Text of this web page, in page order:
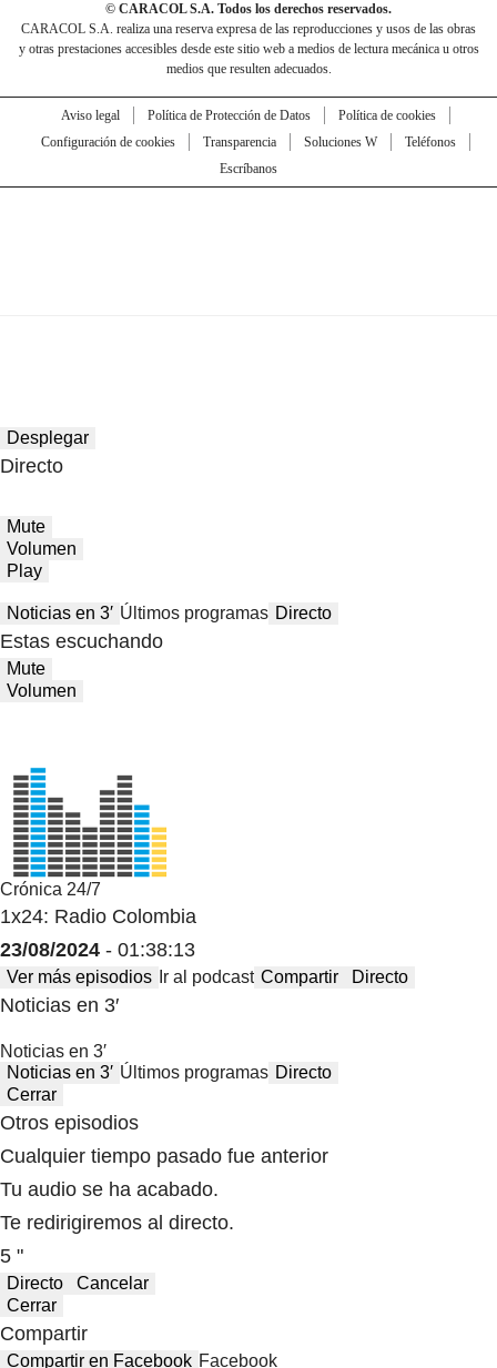
© CARACOL S.A. Todos los derechos reservados.
CARACOL S.A. realiza una reserva expresa de las reproducciones y usos de las obras
y otras prestaciones accesibles desde este sitio web a medios de lectura mecánica u otros
medios que resulten adecuados.
Aviso legal Política de Protección de Datos
Política de cookies
Configuración de cookies
Transparencia Soluciones W
Teléfonos
Escríbanos
Desplegar
Directo
Mute
Volumen
Play
Noticias en 3′ Últimos programas Directo
Estas escuchando
Mute
Volumen
Crónica 24/7
1x24: Radio Colombia
23/08/2024 - 01:38:13
Ver más episodios Ir al podcast Compartir Directo
Noticias en 3′
Noticias en 3′
Noticias en 3′ Últimos programas Directo
Cerrar
Otros episodios
Cualquier tiempo pasado fue anterior
Tu audio se ha acabado.
Te redirigiremos al directo.
5 "
Directo
Cancelar
Cerrar
Compartir
Compartir en Facebook Facebook